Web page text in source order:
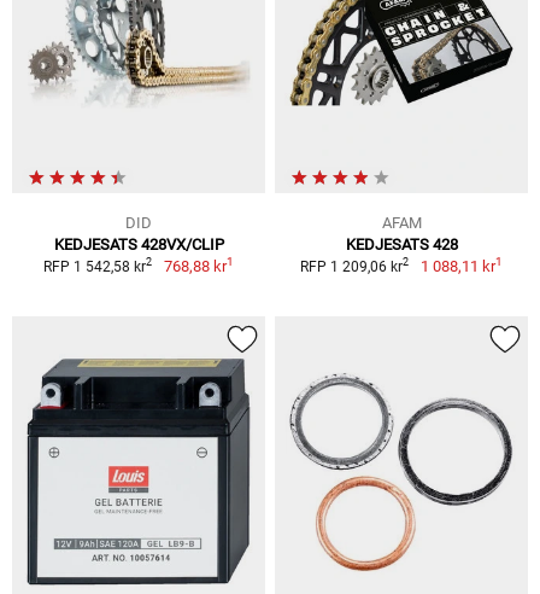
DID
KEDJESATS 428VX/CLIP
RFP 1 542,58 kr2 768,88 kr1
AFAM
KEDJESATS 428
RFP 1 209,06 kr2 1 088,11 kr1